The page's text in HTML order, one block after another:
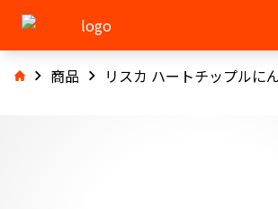
商品 リスカ ハートチップルに